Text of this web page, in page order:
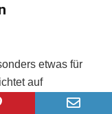
etwas für
auf
Milchsystem